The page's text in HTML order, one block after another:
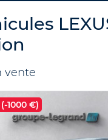
vente
1000 €)